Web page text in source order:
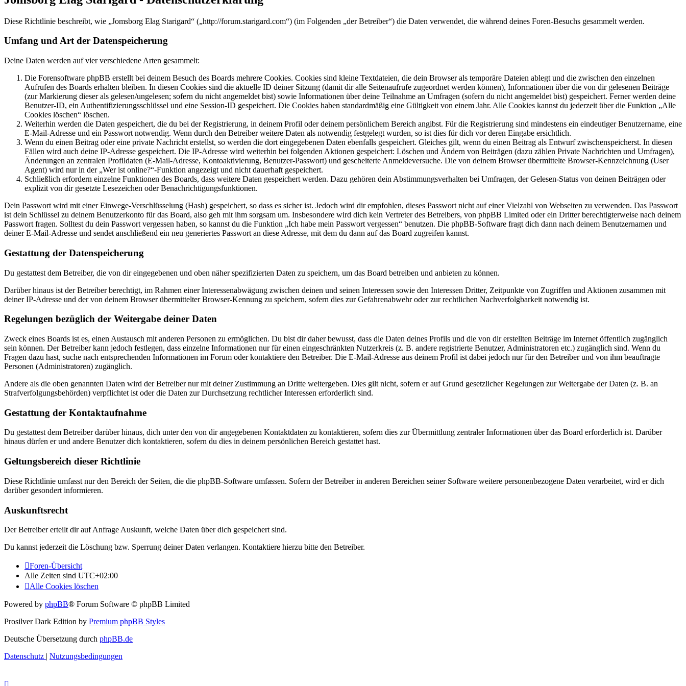
Diese Richtlinie beschreibt, wie „Jomsborg Elag Starigard“ („http://forum.starigard.com“) (im Folgenden „der Betreiber“) die Daten verwendet, die während deines Foren-Besuchs gesammelt werden.
Umfang und Art der Datenspeicherung
Deine Daten werden auf vier verschiedene Arten gesammelt:
Die Forensoftware phpBB erstellt bei deinem Besuch des Boards mehrere Cookies. Cookies sind kleine Textdateien, die dein Browser als temporäre Dateien ablegt und die zwischen den einzelnen
Aufrufen des Boards erhalten bleiben. In diesen Cookies sind die aktuelle ID deiner Sitzung (damit dir alle Seitenaufrufe zugeordnet werden können), Informationen über die von dir gelesenen Beiträge
(zur Markierung dieser als gelesen/ungelesen; sofern du nicht angemeldet bist) sowie Informationen über deine Teilnahme an Umfragen (sofern du nicht angemeldet bist) gespeichert. Ferner werden deine
Benutzer-ID, ein Authentifizierungsschlüssel und eine Session-ID gespeichert. Die Cookies haben standardmäßig eine Gültigkeit von einem Jahr. Alle Cookies kannst du jederzeit über die Funktion „Alle
Cookies löschen“ löschen.
Weiterhin werden die Daten gespeichert, die du bei der Registrierung, in deinem Profil oder deinem persönlichem Bereich angibst. Für die Registrierung sind mindestens ein eindeutiger Benutzername, eine
E-Mail-Adresse und ein Passwort notwendig. Wenn durch den Betreiber weitere Daten als notwendig festgelegt wurden, so ist dies für dich vor deren Eingabe ersichtlich.
Wenn du einen Beitrag oder eine private Nachricht erstellst, so werden die dort eingegebenen Daten ebenfalls gespeichert. Gleiches gilt, wenn du einen Beitrag als Entwurf zwischenspeicherst. In diesen
Fällen wird auch deine IP-Adresse gespeichert. Die IP-Adresse wird weiterhin bei folgenden Aktionen gespeichert: Löschen und Ändern von Beiträgen (dazu zählen Private Nachrichten und Umfragen),
Änderungen an zentralen Profildaten (E-Mail-Adresse, Kontoaktivierung, Benutzer-Passwort) und gescheiterte Anmeldeversuche. Die von deinem Browser übermittelte Browser-Kennzeichnung (User
Agent) wird nur in der „Wer ist online?“-Funktion angezeigt und nicht dauerhaft gespeichert.
Schließlich erfordern einzelne Funktionen des Boards, dass weitere Daten gespeichert werden. Dazu gehören dein Abstimmungsverhalten bei Umfragen, der Gelesen-Status von deinen Beiträgen oder
explizit von dir gesetzte Lesezeichen oder Benachrichtigungsfunktionen.
Dein Passwort wird mit einer Einwege-Verschlüsselung (Hash) gespeichert, so dass es sicher ist. Jedoch wird dir empfohlen, dieses Passwort nicht auf einer Vielzahl von Webseiten zu verwenden. Das Passwort
ist dein Schlüssel zu deinem Benutzerkonto für das Board, also geh mit ihm sorgsam um. Insbesondere wird dich kein Vertreter des Betreibers, von phpBB Limited oder ein Dritter berechtigterweise nach deinem
Passwort fragen. Solltest du dein Passwort vergessen haben, so kannst du die Funktion „Ich habe mein Passwort vergessen“ benutzen. Die phpBB-Software fragt dich dann nach deinem Benutzernamen und
deiner E-Mail-Adresse und sendet anschließend ein neu generiertes Passwort an diese Adresse, mit dem du dann auf das Board zugreifen kannst.
Gestattung der Datenspeicherung
Du gestattest dem Betreiber, die von dir eingegebenen und oben näher spezifizierten Daten zu speichern, um das Board betreiben und anbieten zu können.
Darüber hinaus ist der Betreiber berechtigt, im Rahmen einer Interessenabwägung zwischen deinen und seinen Interessen sowie den Interessen Dritter, Zeitpunkte von Zugriffen und Aktionen zusammen mit
deiner IP-Adresse und der von deinem Browser übermittelter Browser-Kennung zu speichern, sofern dies zur Gefahrenabwehr oder zur rechtlichen Nachverfolgbarkeit notwendig ist.
Regelungen bezüglich der Weitergabe deiner Daten
Zweck eines Boards ist es, einen Austausch mit anderen Personen zu ermöglichen. Du bist dir daher bewusst, dass die Daten deines Profils und die von dir erstellten Beiträge im Internet öffentlich zugänglich
sein können. Der Betreiber kann jedoch festlegen, dass einzelne Informationen nur für einen eingeschränkten Nutzerkreis (z. B. andere registrierte Benutzer, Administratoren etc.) zugänglich sind. Wenn du
Fragen dazu hast, suche nach entsprechenden Informationen im Forum oder kontaktiere den Betreiber. Die E-Mail-Adresse aus deinem Profil ist dabei jedoch nur für den Betreiber und von ihm beauftragte
Personen (Administratoren) zugänglich.
Andere als die oben genannten Daten wird der Betreiber nur mit deiner Zustimmung an Dritte weitergeben. Dies gilt nicht, sofern er auf Grund gesetzlicher Regelungen zur Weitergabe der Daten (z. B. an
Strafverfolgungsbehörden) verpflichtet ist oder die Daten zur Durchsetzung rechtlicher Interessen erforderlich sind.
Gestattung der Kontaktaufnahme
Du gestattest dem Betreiber darüber hinaus, dich unter den von dir angegebenen Kontaktdaten zu kontaktieren, sofern dies zur Übermittlung zentraler Informationen über das Board erforderlich ist. Darüber
hinaus dürfen er und andere Benutzer dich kontaktieren, sofern du dies in deinem persönlichen Bereich gestattet hast.
Geltungsbereich dieser Richtlinie
Diese Richtlinie umfasst nur den Bereich der Seiten, die die phpBB-Software umfassen. Sofern der Betreiber in anderen Bereichen seiner Software weitere personenbezogene Daten verarbeitet, wird er dich
darüber gesondert informieren.
Auskunftsrecht
Der Betreiber erteilt dir auf Anfrage Auskunft, welche Daten über dich gespeichert sind.
Du kannst jederzeit die Löschung bzw. Sperrung deiner Daten verlangen. Kontaktiere hierzu bitte den Betreiber.
Foren-Übersicht
Alle Zeiten sind UTC+02:00
Alle Cookies löschen
Powered by phpBB® Forum Software © phpBB Limited
Prosilver Dark Edition by Premium phpBB Styles
Deutsche Übersetzung durch phpBB.de
Datenschutz | Nutzungsbedingungen